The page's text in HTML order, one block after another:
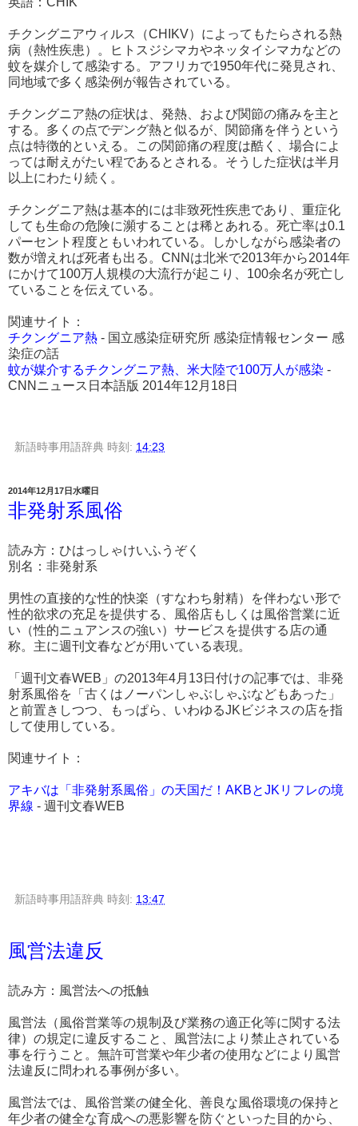
チクングニアウィルス（CHIKV）によってもたらされる熱
病（熱性疾患）。ヒトスジシマカやネッタイシマカなどの
蚊を媒介して感染する。アフリカで1950年代に発見され、
同地域で多く感染例が報告されている。
チクングニア熱の症状は、発熱、および関節の痛みを主と
する。多くの点でデング熱と似るが、関節痛を伴うという
点は特徴的といえる。この関節痛の程度は酷く、場合によ
っては耐えがたい程であるとされる。そうした症状は半月
以上にわたり続く。
チクングニア熱は基本的には非致死性疾患であり、重症化
しても生命の危険に瀕することは稀とあれる。死亡率は0.1
パーセント程度ともいわれている。しかしながら感染者の
数が増えれば死者も出る。CNNは北米で2013年から2014年
にかけて100万人規模の大流行が起こり、100余名が死亡し
ていることを伝えている。
関連サイト：
チクングニア熱 - 国立感染症研究所 感染症情報センター 感
染症の話
蚊が媒介するチクングニア熱、米大陸で100万人が感染 -
CNNニュース日本語版 2014年12月18日
新語時事用語辞典 時刻: 14:23
2014年12月17日水曜日
非発射系風俗
読み方：ひはっしゃけいふうぞく
別名：非発射系
男性の直接的な性的快楽（すなわち射精）を伴わない形で
性的欲求の充足を提供する、風俗店もしくは風俗営業に近
い（性的ニュアンスの強い）サービスを提供する店の通
称。主に週刊文春などが用いている表現。
「週刊文春WEB」の2013年4月13日付けの記事では、非発
射系風俗を「古くはノーパンしゃぶしゃぶなどもあった」
と前置きしつつ、もっぱら、いわゆるJKビジネスの店を指
して使用している。
関連サイト：
アキバは「非発射系風俗」の天国だ！AKBとJKリフレの境
界線 - 週刊文春WEB
新語時事用語辞典 時刻: 13:47
風営法違反
読み方：風営法への抵触
風営法（風俗営業等の規制及び業務の適正化等に関する法
律）の規定に違反すること、風営法により禁止されている
事を行うこと。無許可営業や年少者の使用などにより風営
法違反に問われる事例が多い。
風営法では、風俗営業の健全化、善良な風俗環境の保持と
年少者の健全な育成への悪影響を防ぐといった目的から、